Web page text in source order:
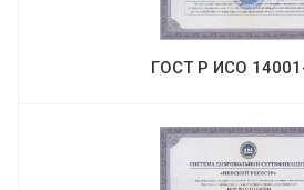
ГОСТ Р ИСО